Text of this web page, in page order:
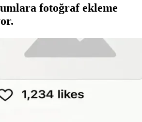
fotoğraf ekleme